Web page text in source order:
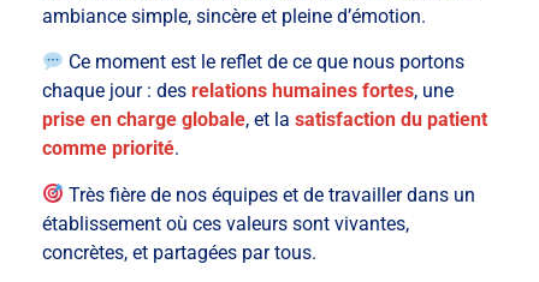
ambiance simple, sincère et pleine d’émotion.
Ce moment est le reflet de ce que nous portons
chaque jour : des relations humaines fortes, une
prise en charge globale, et la satisfaction du patient
comme priorité.
Très fière de nos équipes et de travailler dans un
établissement où ces valeurs sont vivantes,
concrètes, et partagées par tous.